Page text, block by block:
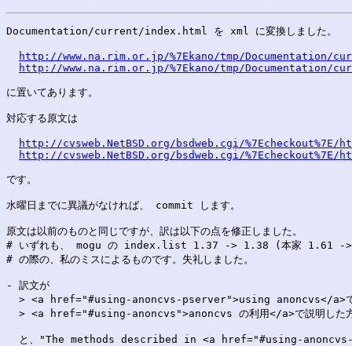
Documentation/current/index.html を xml に変換しました。
http://www.na.rim.or.jp/%7Ekano/tmp/Documentation/
http://www.na.rim.or.jp/%7Ekano/tmp/Documentation/
に置いてあります。
対応する原文は
http://cvsweb.NetBSD.org/bsdweb.cgi/
http://cvsweb.NetBSD.org/bsdweb.cgi/
です。
水曜日までに異議がなければ、 commit します。
原文は以前のものと同じですが、訳は以下の点を修正しました。
# いずれも、 mogu の index.list 1.37 -> 1.38 (本家 1.61 ->
# の際の、私のミスによるものです。失礼しました。
- 訳文が
> <a href="#using-anoncvs-pserver">using anoncvs</a>で
> <a href="#using-anoncvs">anoncvs の利用</a>で説明した方
と、"The methods described in <a href="#using-